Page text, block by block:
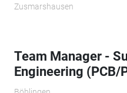
Zusmarshausen
Team Manager -
Engineering